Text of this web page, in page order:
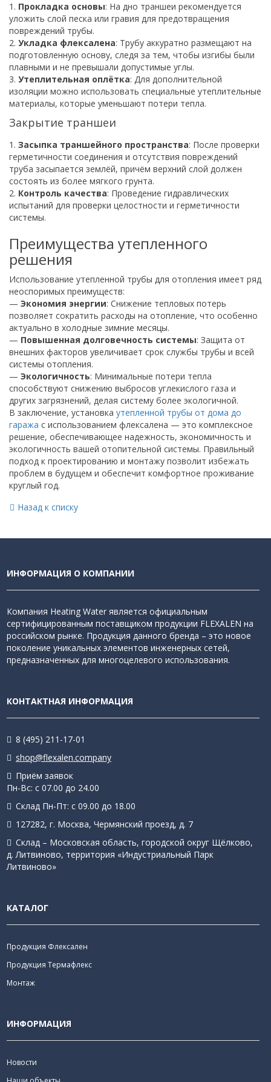
1. Прокладка основы: На дно траншеи рекомендуется
уложить слой песка или гравия для предотвращения
повреждений трубы.
2. Укладка флексалена: Трубу аккуратно размещают на
подготовленную основу, следя за тем, чтобы изгибы были
плавными и не превышали допустимые углы.
3. Утеплительная оплётка: Для дополнительной
изоляции можно использовать специальные утеплительные
материалы, которые уменьшают потери тепла.
Закрытие траншеи
1. Засыпка траншейного пространства: После проверки
герметичности соединения и отсутствия повреждений
труба засыпается землёй, причём верхний слой должен
состоять из более мягкого грунта.
2. Контроль качества: Проведение гидравлических
испытаний для проверки целостности и герметичности
системы.
Преимущества утепленного
решения
Использование утепленной трубы для отопления имеет ряд
неоспоримых преимуществ:
— Экономия энергии: Снижение тепловых потерь
позволяет сократить расходы на отопление, что особенно
актуально в холодные зимние месяцы.
— Повышенная долговечность системы: Защита от
внешних факторов увеличивает срок службы трубы и всей
системы отопления.
— Экологичность: Минимальные потери тепла
способствуют снижению выбросов углекислого газа и
других загрязнений, делая систему более экологичной.
В заключение, установка утепленной трубы от дома до
гаража с использованием флексалена — это комплексное
решение, обеспечивающее надежность, экономичность и
экологичность вашей отопительной системы. Правильный
подход к проектированию и монтажу позволит избежать
проблем в будущем и обеспечит комфортное проживание
круглый год.
Назад к списку
ИНФОРМАЦИЯ О КОМПАНИИ
Компания Heating Water является официальным
сертифицированным поставщиком продукции FLEXALEN на
российском рынке. Продукция данного бренда – это новое
поколение уникальных элементов инженерных сетей,
предназначенных для многоцелевого использования.
КОНТАКТНАЯ ИНФОРМАЦИЯ
8 (495) 211-17-01
shop@flexalen.company
Приём заявок
Пн-Вс: с 07.00 до 24.00
Склад Пн-Пт: с 09.00 до 18.00
127282, г. Москва, Чермянский проезд, д. 7
Склад – Московская область, городской округ Щёлково,
д. Литвиново, территория «Индустриальный Парк
Литвиново»
КАТАЛОГ
Продукция Флексален
Продукция Термафлекс
Монтаж
ИНФОРМАЦИЯ
Новости